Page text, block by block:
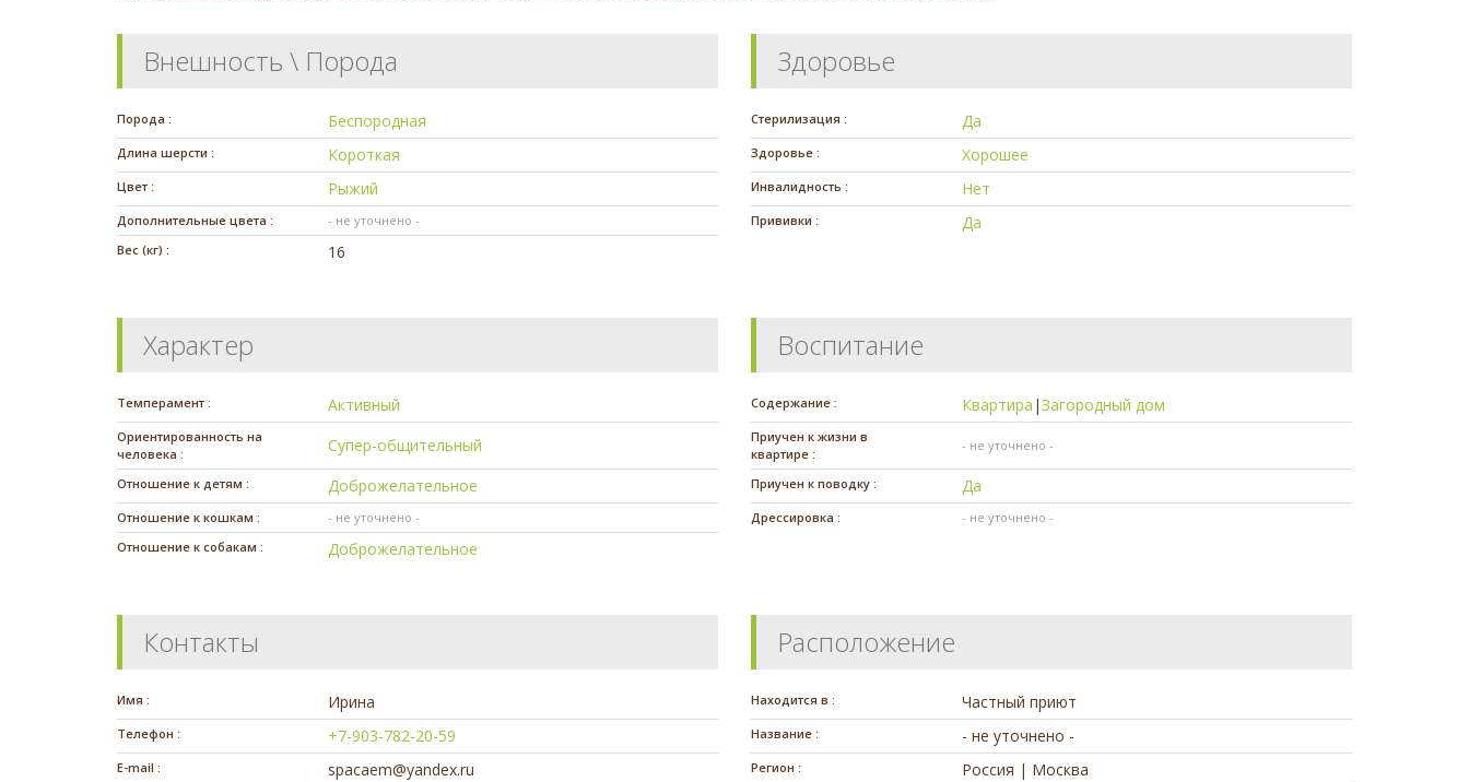
Внешность \ Порода
Порода : Беспородная
Длина шерсти : Короткая
Цвет : Рыжий
Дополнительные цвета :
- не уточнено -
Вес (кг) :
16
Здоровье
Стерилизация : Да
Здоровье : Хорошее
Инвалидность : Нет
Прививки : Да
Характер
Темперамент : Активный
Ориентированность на
человека :
Супер-общительный
Отношение к детям : Доброжелательное
Отношение к кошкам :
- не уточнено -
Отношение к собакам :
Доброжелательное
Воспитание
Содержание : Квартира |Загородный дом
Приучен к жизни в
квартире :
- не уточнено -
Приучен к поводку : Да
Дрессировка : - не уточнено -
Контакты
Имя : Ирина
Телефон : +7-903-782-20-59
E-mail : spacaem@yandex.ru
Расположение
Находится в : Частный приют
Название : - не уточнено -
Регион : Россия | Москва